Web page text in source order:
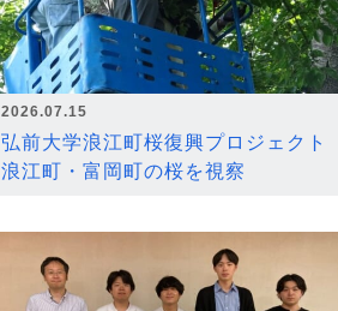
2026.07.15
弘前大学浪江町桜復興プロジェクト
浪江町・富岡町の桜を視察